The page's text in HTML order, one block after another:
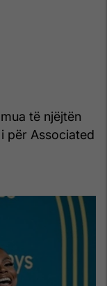
të njëjtën
për Associated